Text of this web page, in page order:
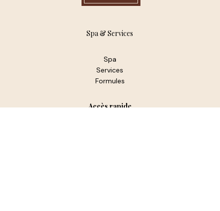
Spa & Services
Spa
Services
Formules
Accès rapide